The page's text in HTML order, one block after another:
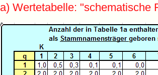
a) Wertetabelle: "schematische